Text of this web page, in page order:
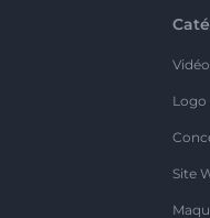
Vidéo
Logo
Site